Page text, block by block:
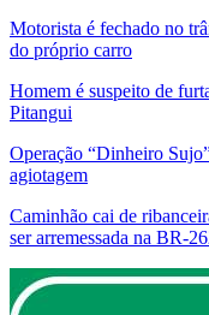
Motorista é fechado no
do próprio carro
Homem é suspeito de
Pitangui
Operação “Dinheiro
agiotagem
Caminhão cai de
ser arremessada na BR-